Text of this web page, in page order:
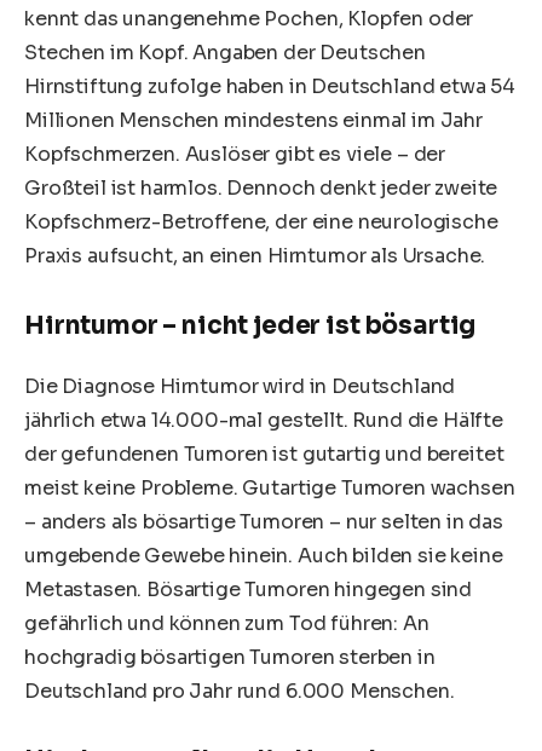
kennt das unangenehme Pochen, Klopfen oder
Stechen im Kopf. Angaben der Deutschen
Hirnstiftung zufolge haben in Deutschland etwa 54
Millionen Menschen mindestens einmal im Jahr
Kopfschmerzen. Auslöser gibt es viele – der
Großteil ist harmlos. Dennoch denkt jeder zweite
Kopfschmerz-Betroffene, der eine neurologische
Praxis aufsucht, an einen Hirntumor als Ursache.
Hirntumor – nicht jeder ist bösartig
Die Diagnose Hirntumor wird in Deutschland
jährlich etwa 14.000-mal gestellt. Rund die Hälfte
der gefundenen Tumorenist gutartig und bereitet
meist keine Probleme. Gutartige Tumoren wachsen
– anders als bösartige Tumoren – nur selten in das
umgebende Gewebe hinein. Auch bilden sie keine
Metastasen. Bösartige Tumoren hingegen sind
gefährlich und können zum Tod führen: An
hochgradig bösartigen Tumoren sterben in
Deutschland pro Jahr rund 6.000 Menschen.